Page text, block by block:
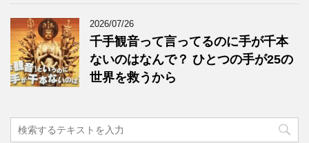
2026/07/26
千手観音って言ってるのに手が千本
ないのはなんで？ ひとつの手が25の
世界を救うから